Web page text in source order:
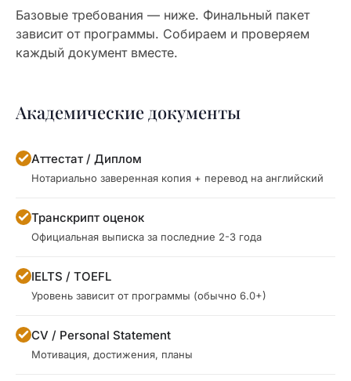
Базовые требования — ниже. Финальный пакет
зависит от программы. Собираем и проверяем
каждый документ вместе.
Академические документы
Аттестат / Диплом
Нотариально заверенная копия + перевод на английский
Транскрипт оценок
Официальная выписка за последние 2-3 года
IELTS / TOEFL
Уровень зависит от программы (обычно 6.0+)
CV / Personal Statement
Мотивация, достижения, планы